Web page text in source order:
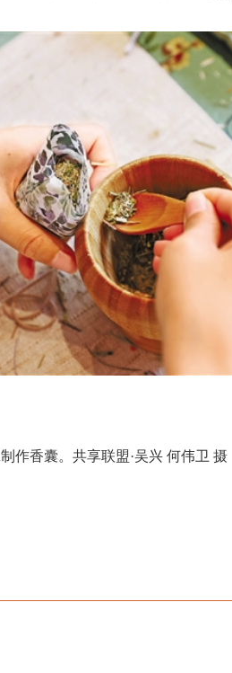
作香囊。共享联盟·吴兴 何伟卫 摄